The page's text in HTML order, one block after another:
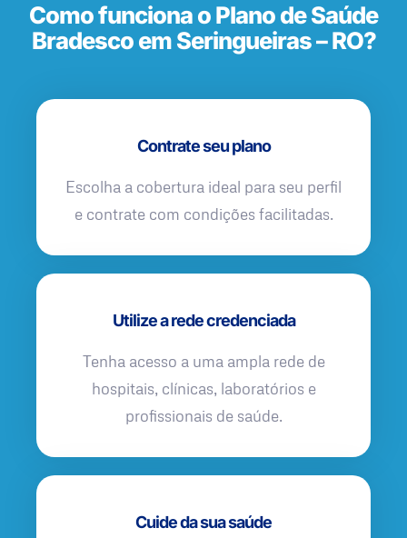
Como funciona o Plano de Saúde
Bradesco em Seringueiras – RO?
Contrate seu plano
Escolha a cobertura ideal para seu perfil
e contrate com condições facilitadas.
Utilize a rede credenciada
Tenha acesso a uma ampla rede de
hospitais, clínicas, laboratórios e
profissionais de saúde.
Cuide da sua saúde